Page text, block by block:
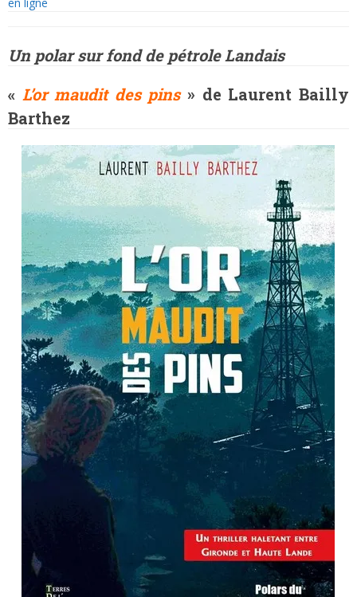
Un polar sur fond de pétrole Landais
« L’or maudit des pins » de Laurent Bailly
Barthez